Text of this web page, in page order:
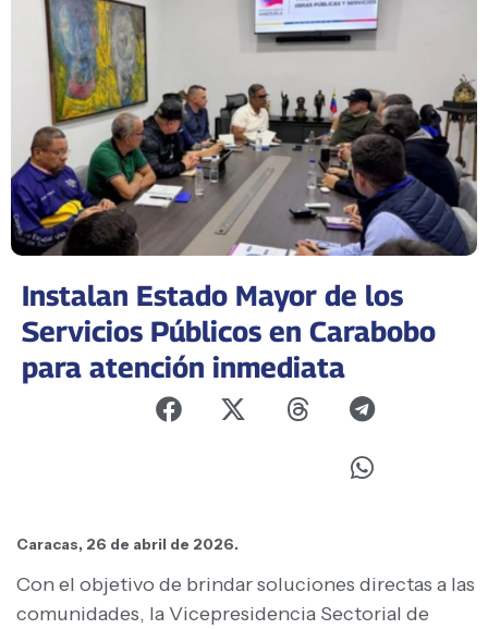
Instalan Estado Mayor de los
Servicios Públicos en Carabobo
para atención inmediata
Caracas, 26 de abril de 2026.
Con el objetivo de brindar soluciones directas a las
comunidades, la Vicepresidencia Sectorial de